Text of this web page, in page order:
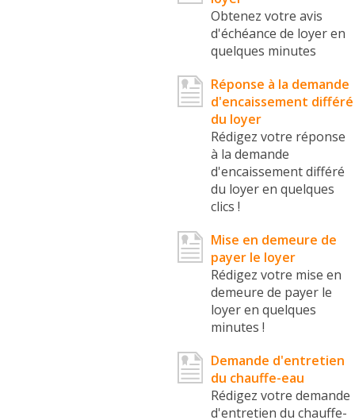
Obtenez votre avis
d'échéance de loyer en
quelques minutes
Réponse à la demande
d'encaissement différé
du loyer
Rédigez votre réponse
à la demande
d'encaissement différé
du loyer en quelques
clics !
Mise en demeure de
payer le loyer
Rédigez votre mise en
demeure de payer le
loyer en quelques
minutes !
Demande d'entretien
du chauffe-eau
Rédigez votre demande
d'entretien du chauffe-